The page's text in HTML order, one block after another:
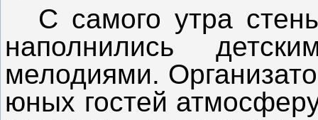
С самого утра
наполнились
мелодиями.
юных гостей